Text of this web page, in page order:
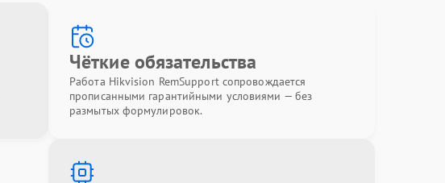
Чёткие обязательства
Работа Hikvision RemSupport сопровождается
прописанными гарантийными условиями — без
размытых формулировок.